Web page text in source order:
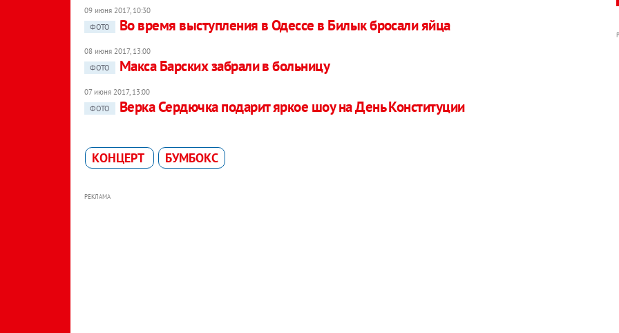
09 июня 2017, 10:30
ФОТО
Во время выступления в Одессе в Билык бросали яйца
08 июня 2017, 13:00
ФОТО
Макса Барских забрали в больницу
07 июня 2017, 13:00
ФОТО
Верка Сердючка подарит яркое шоу на День Конституции
КОНЦЕРТ БУМБОКС
РЕКЛАМА